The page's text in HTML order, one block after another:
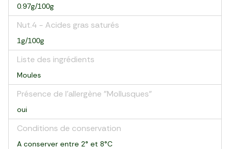
0.97g/100g
Nut.4 - Acides gras saturés
1g/100g
Liste des ingrédients
Moules
Présence de l'allergène "Mollusques"
oui
Conditions de conservation
A conserver entre 2° et 8°C